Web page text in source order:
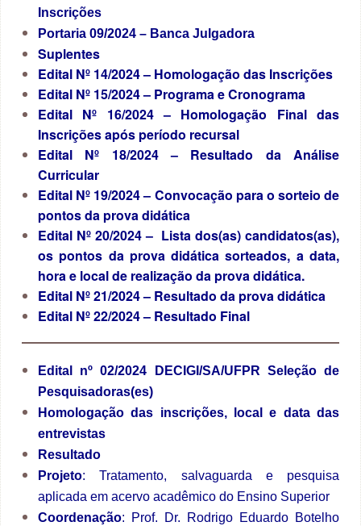
Inscrições
Portaria 09/2024 – Banca Julgadora
Suplentes
Edital Nº 14/2024– Homologação das Inscrições
Edital Nº 15/2024 – Programa e Cronograma
Edital Nº 16/2024 – Homologação Final das
Inscrições após período recursal
Edital Nº 18/2024 – Resultado da Análise
Curricular
Edital Nº 19/2024 – Convocação para o sorteio de
pontos da prova didática
Edital Nº 20/2024 – Lista dos(as) candidatos(as),
os pontos da prova didática sorteados, a data,
hora e local de realização da prova didática.
Edital Nº 21/2024 – Resultado da prova didática
Edital Nº 22/2024 – Resultado Final
Edital nº 02/2024 DECIGI/SA/UFPR Seleção de
Pesquisadoras(es)
Homologação das inscrições, local e data das
entrevistas
Resultado
Projeto: Tratamento, salvaguarda e pesquisa
aplicada em acervo acadêmico do Ensino Superior
Coordenação: Prof. Dr. Rodrigo Eduardo Botelho